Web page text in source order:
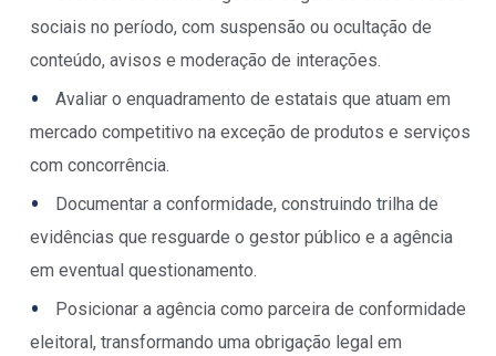
sociais no período, com suspensão ou ocultação de
conteúdo, avisos e moderação de interações.
Avaliar o enquadramento de estatais que atuam em
mercado competitivo na exceção de produtos e serviços
com concorrência.
Documentar a conformidade, construindo trilha de
evidências que resguarde o gestor público e a agência
em eventual questionamento.
Posicionar a agência como parceira de conformidade
eleitoral, transformando uma obrigação legal em